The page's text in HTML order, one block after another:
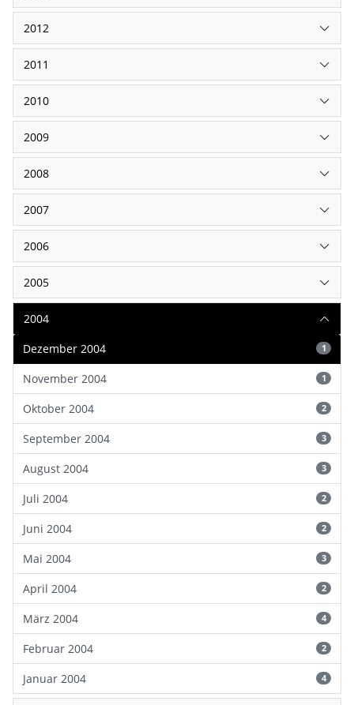
2012
2011
2010
2009
2008
2007
2006
2005
2004
Dezember 2004
1
November 2004 1
Oktober 2004 2
September 2004 3
August 2004 3
Juli 2004 2
Juni 2004 2
Mai 2004 3
April 2004 2
März 2004 4
Februar 2004 2
Januar 2004 4